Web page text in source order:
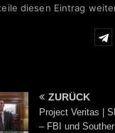
diesen Eintrag
ZURÜCK
Project Veritas |
– FBI und